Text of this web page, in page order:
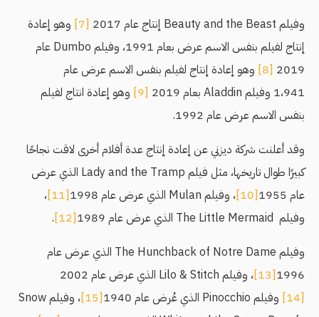
وفيلم Beauty and the Beast إنتاج عام 2017
[7]
وهو إعادة
إنتاج لفيلم بنفس الاسم عرض بعام 1991، وفيلم Dumbo عام
2019
[8]
وهو إعادة إنتاج لفيلم بنفس الاسم عرض عام
1،941 وفيلم Aladdin بعام 2019
[9]
وهو إعادة انتاج لفيلم
بنفس الاسم عرض عام 1992.
وقد أعلنت شركة ديزني عن إعادة إنتاج عدة أفلام أخرى لاقت نجاحًا
كبيرًا طوال تاريخها، مثل فيلم Lady and the Tramp الذي عرض
عام 1955
[10] ، وفيلم Mulan الذي عرض عام 1998 [11]
،
وفيلم The Little Mermaid الذي عرض عام 1989
[12]
.
وفيلم The Hunchback of Notre Dame الذي عرض عام
1996
[13]
، وفيلم Lilo & Stitch الذي عرض عام 2002
[14]
وفيلم Pinocchio الذي عُرض عام 1940 [15]
، وفيلم Snow